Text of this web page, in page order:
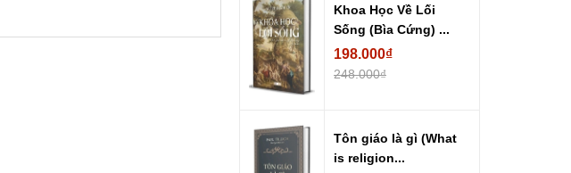
Khoa Học Về Lối
Sống (Bìa Cứng) ...
198.000₫
248.000₫
Tôn giáo là gì (What
is religion...